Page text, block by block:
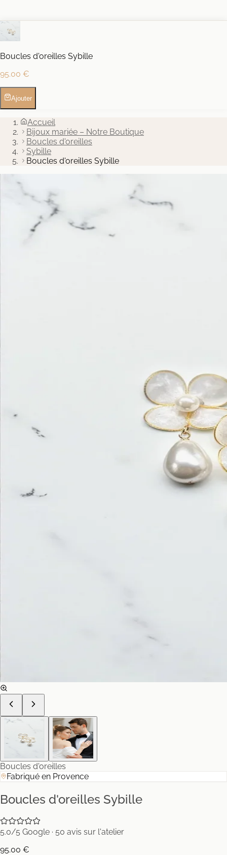
Boucles d'oreilles Sybille
95.00 €
Ajouter
Accueil
Bijoux mariée – Notre Boutique
Boucles d'oreilles
Sybille
Boucles d'oreilles Sybille
Boucles d'oreilles
Fabriqué en Provence
Boucles d'oreilles Sybille
5.0/5 Google · 50 avis sur l'atelier
95.00 €